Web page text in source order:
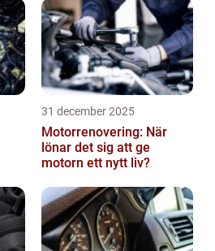
31 december 2025
Motorrenovering: När
lönar det sig att ge
motorn ett nytt liv?